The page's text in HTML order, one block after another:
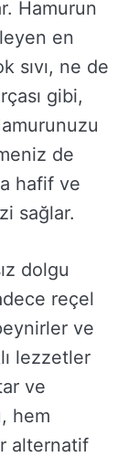
Hamurun
en
sıvı, ne de
gibi,
de
hafif ve
sağlar.
dolgu
reçel
ve
lezzetler
ve
hem
alternatif